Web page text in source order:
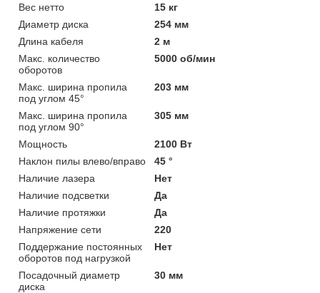
Вес нетто
15 кг
Диаметр диска
254 мм
Длина кабеля
2 м
Макс. количество
оборотов
5000 об/мин
Макс. ширина пропила
под углом 45°
203 мм
Макс. ширина пропила
под углом 90°
305 мм
Мощность
2100 Вт
Наклон пилы влево/вправо
45 °
Наличие лазера
Нет
Наличие подсветки
Да
Наличие протяжки
Да
Напряжение сети
220
Поддержание постоянных
оборотов под нагрузкой
Нет
Посадочный диаметр
диска
30 мм